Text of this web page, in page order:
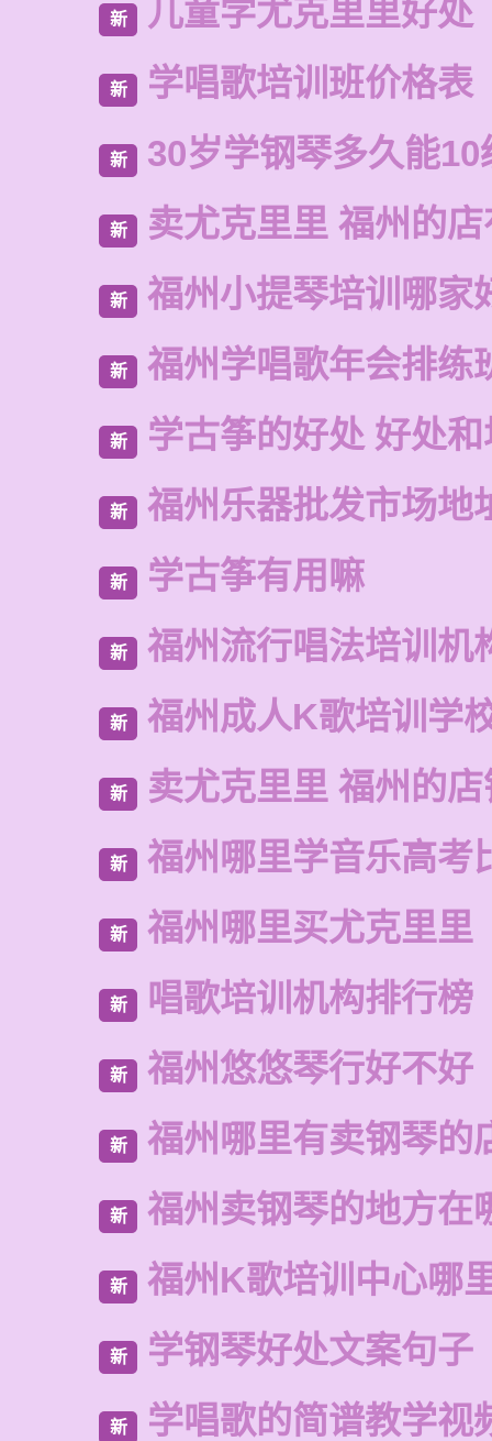
新 儿童学尤克里里好处
新 学唱歌培训班价格表
新 30岁学钢琴多久能10
新 卖尤克里里 福州的
新 福州小提琴培训哪家
新 福州学唱歌年会排练
新 学古筝的好处 好处
新 福州乐器批发市场地
新 学古筝有用嘛
新 福州流行唱法培训机
新 福州成人K歌培训学
新 卖尤克里里 福州的
新 福州哪里学音乐高考
新 福州哪里买尤克里里
新 唱歌培训机构排行榜
新 福州悠悠琴行好不好
新 福州哪里有卖钢琴的
新 福州卖钢琴的地方在
新 福州K歌培训中心哪
新 学钢琴好处文案句子
新 学唱歌的简谱教学视